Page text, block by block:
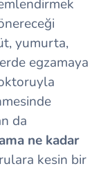
yumurta,
egzamaya
da
ne kadar
kesin bir